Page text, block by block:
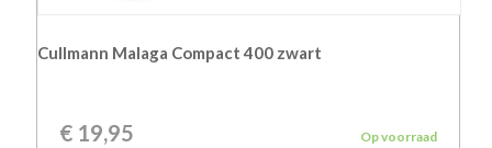
Cullmann Malaga Compact 400 zwart
€19,95 Op voorraad